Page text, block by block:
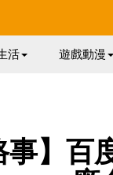
活 遊戲動漫
事】